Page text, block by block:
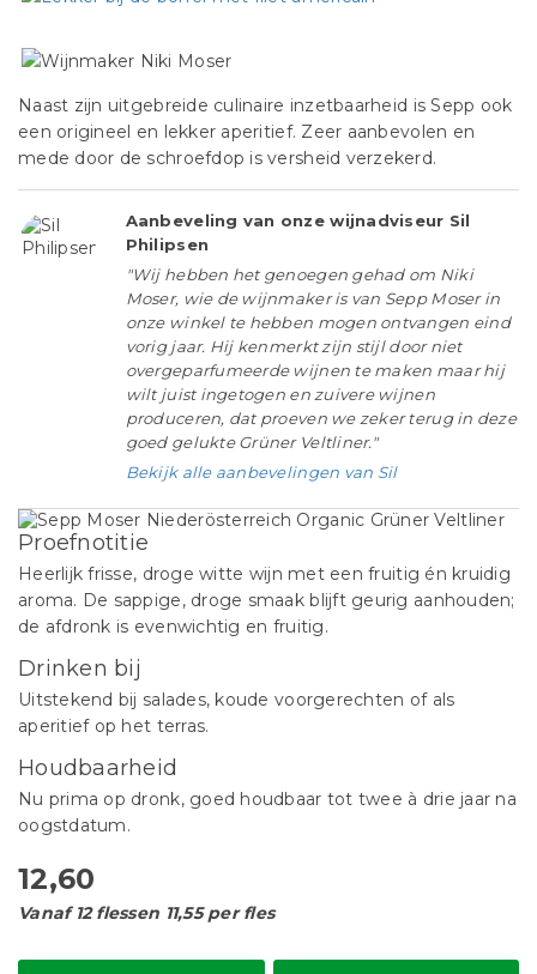
Naast zijn uitgebreide culinaire inzetbaarheid is Sepp ook
een origineel en lekker aperitief. Zeer aanbevolen en
mede door de schroefdop is versheid verzekerd.
Aanbeveling van onze wijnadviseur Sil
Philipsen
"Wij hebben het genoegen gehad om Niki
Moser, wie de wijnmaker is van Sepp Moser in
onze winkel te hebben mogen ontvangen eind
vorig jaar. Hij kenmerkt zijn stijl door niet
overgeparfumeerde wijnen te maken maar hij
wilt juist ingetogen en zuivere wijnen
produceren, dat proeven we zeker terug in deze
goed gelukte Grüner Veltliner."
Bekijk alle aanbevelingen van Sil
Proefnotitie
Heerlijk frisse, droge witte wijn met een fruitig én kruidig
aroma. De sappige, droge smaak blijft geurig aanhouden;
de afdronk is evenwichtig en fruitig.
Drinken bij
Uitstekend bij salades, koude voorgerechten of als
aperitief op het terras.
Houdbaarheid
Nu prima op dronk, goed houdbaar tot twee à drie jaar na
oogstdatum.
12,60
Vanaf 12 flessen 11,55 per fles